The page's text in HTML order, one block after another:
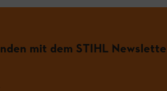
mit dem STIHL